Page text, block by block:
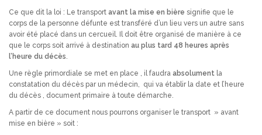
Ce que dit la loi : Le transport avant la mise en bière signifie que le
corps de la personne défunte est transféré d’un lieu vers un autre sans
avoir été placé dans un cercueil. Il doit être organisé de manière à ce
que le corps soit arrivé à destination au plus tard 48 heures après
l’heure du décès.
Une règle primordiale se met en place , il faudra absolument la
constatation du décès par un médecin, qui va établir la date et l’heure
du décès , document primaire à toute démarche.
A partir de ce document nous pourrons organiser le transport » avant
mise en bière » soit :